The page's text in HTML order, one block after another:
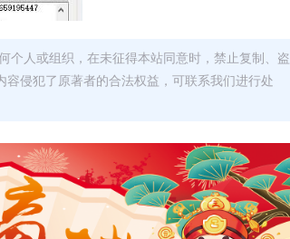
个人或组织，在未征得本站同意时，禁止复制、盗
侵犯了原著者的合法权益，可联系我们进行处